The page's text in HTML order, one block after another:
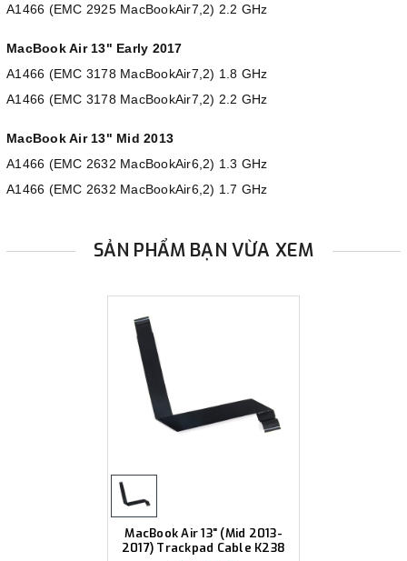
A1466 (EMC 2925 MacBookAir7,2) 2.2 GHz
MacBook Air 13" Early 2017
A1466 (EMC 3178 MacBookAir7,2) 1.8 GHz
A1466 (EMC 3178 MacBookAir7,2) 2.2 GHz
MacBook Air 13" Mid 2013
A1466 (EMC 2632 MacBookAir6,2) 1.3 GHz
A1466 (EMC 2632 MacBookAir6,2) 1.7 GHz
SẢN PHẨM BẠN VỪA XEM
MacBook Air 13" (Mid 2013-
2017) Trackpad Cable K238